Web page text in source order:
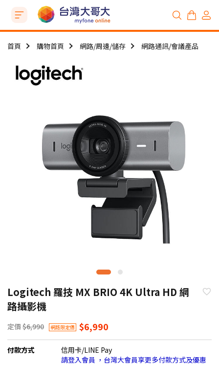
首頁 購物首頁 網路/周邊/儲存 網路通訊/會議產品
Logitech 羅技 MX BRIO 4K Ultra HD 網
路攝影機
定價 $6,990 網路限定價 $6,990
付款方式
信用卡/LINE Pay
請登入會員 ，台灣大會員享更多付款方式及優惠